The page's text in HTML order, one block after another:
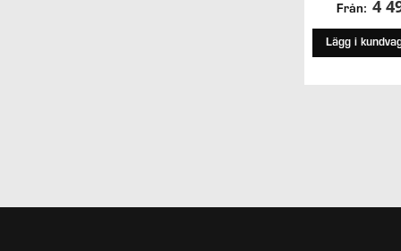
Från:4
Lägg i